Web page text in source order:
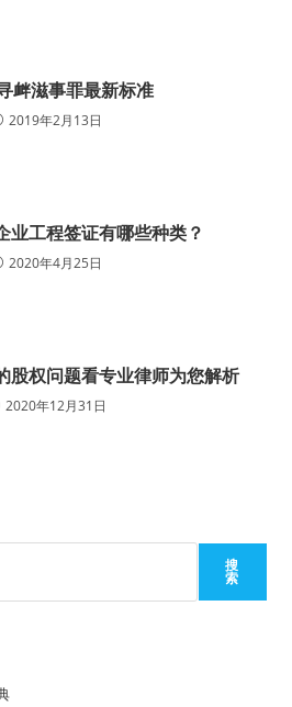
衅滋事罪最新标准
2019年2月13日
业工程签证有哪些种类？
2020年4月25日
股权问题看专业律师为您解析
2020年12月31日
搜
索